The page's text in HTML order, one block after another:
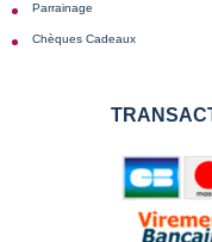
Parrainage
Chèques Cadeaux